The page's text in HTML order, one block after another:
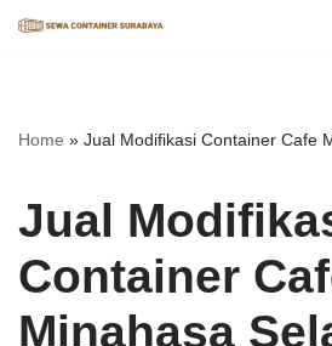
konten
Home » Jual Modifikasi Container Cafe
Jual
Container
Minahasa